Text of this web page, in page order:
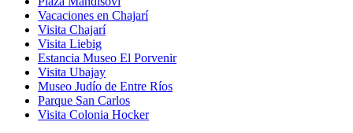
Vacaciones en Chajarí
Visita Chajarí
Visita Liebig
Estancia Museo El Porvenir
Visita Ubajay
Museo Judío de Entre Ríos
Parque San Carlos
Visita Colonia Hocker